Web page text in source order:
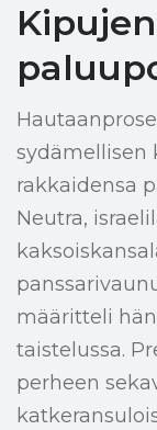
Kipujen
sydämellisen
rakkaidensa
Neutra,
määritteli
taistelussa.
perheen